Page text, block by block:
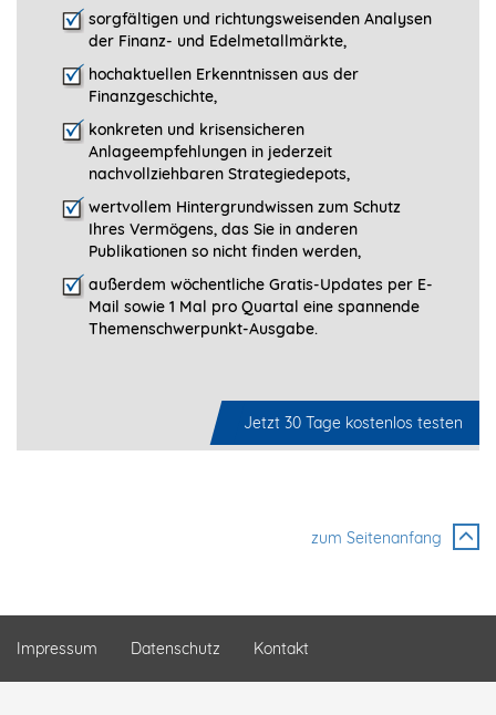
sorgfältigen und richtungsweisenden Analysen
der Finanz- und Edelmetallmärkte,
hochaktuellen Erkenntnissen aus der
Finanzgeschichte,
konkreten und krisensicheren
Anlageempfehlungen in jederzeit
nachvollziehbaren Strategiedepots,
wertvollem Hintergrundwissen zum Schutz
Ihres Vermögens, das Sie in anderen
Publikationen so nicht finden werden,
außerdem wöchentliche Gratis-Updates per E-
Mail sowie 1 Mal pro Quartal eine spannende
Themenschwerpunkt-­Ausgabe.
Jetzt 30 Tage kostenlos testen
zum Seitenanfang
Impressum Datenschutz Kontakt